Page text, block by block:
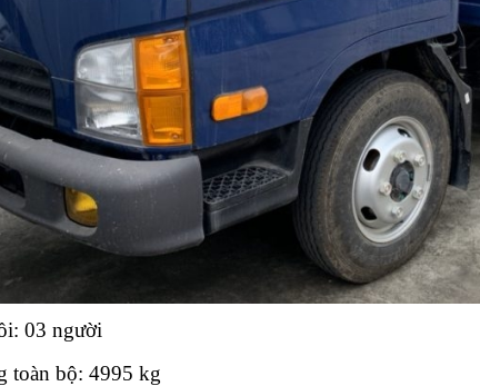
03 người
toàn bộ: 4995 kg